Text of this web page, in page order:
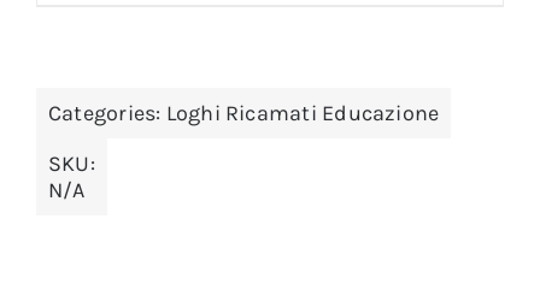
Categories: Loghi Ricamati Educazione
SKU:
N/A